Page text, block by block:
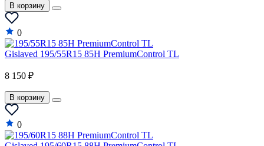
В корзину
0
Gislaved 195/55R15 85H PremiumControl TL
8 150 ₽
В корзину
0